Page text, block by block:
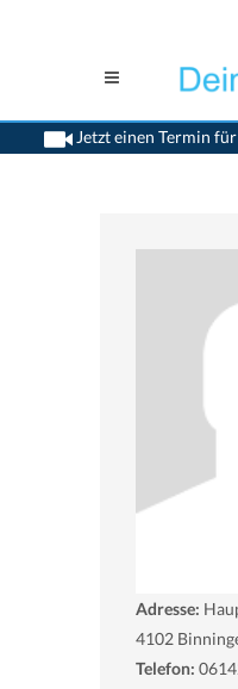
Jetzt einen Termin
>Neurologen>Binningen>Dr.
Adresse:
4102
Telefon: